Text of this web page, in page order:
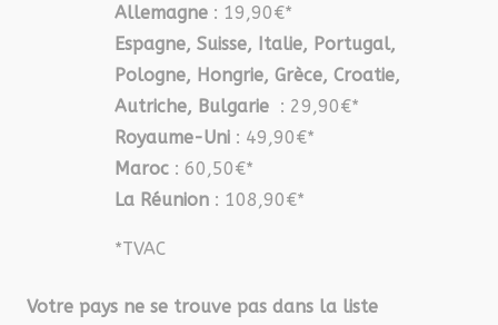
Allemagne : 19,90€*
Espagne, Suisse, Italie, Portugal,
Pologne, Hongrie, Grèce, Croatie,
Autriche, Bulgarie : 29,90€*
Royaume-Uni : 49,90€*
Maroc : 60,50€*
La Réunion : 108,90€*
*TVAC
Votre pays ne se trouve pas dans la liste